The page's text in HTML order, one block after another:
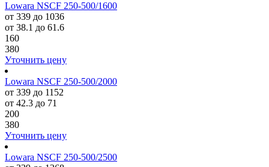
Lowara NSCF 250-500/1600
от 339 до 1036
от 38.1 до 61.6
160
380
Уточнить цену
Lowara NSCF 250-500/2000
от 339 до 1152
от 42.3 до 71
200
380
Уточнить цену
Lowara NSCF 250-500/2500